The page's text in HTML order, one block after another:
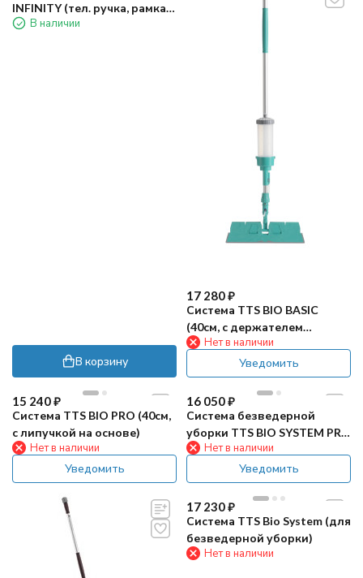
INFINITY (тел. ручка, рамка
40х11см, зажим)
В наличии
В корзину
17 280₽
Система TTS BIO BASIC
(40см, с держателем
TRILOGY)
Нет в наличии
Уведомить
15 240₽
Система TTS BIO PRO (40см,
с липучкой на основе)
Нет в наличии
Уведомить
16 050₽
Система безведерной
уборки TTS BIO SYSTEM PRO
(40см)Нет в наличии
Уведомить
17 230₽
Система TTS Bio System (для
безведерной уборки)
Нет в наличии